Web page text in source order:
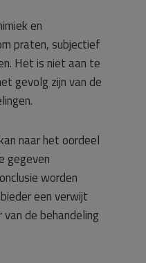
en
praten, subjectief
Het is niet aan te
gevolg zijn van de
naar het oordeel
gegeven
worden
een verwijt
de behandeling